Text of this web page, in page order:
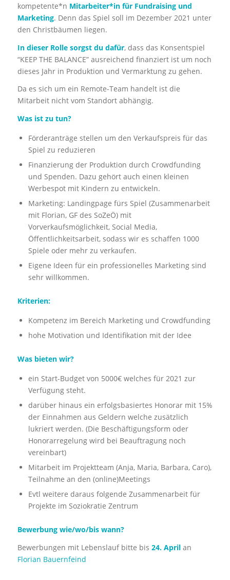
kompetente*n Mitarbeiter*in für Fundraising und
Marketing. Denn das Spiel soll im Dezember 2021 unter
den Christbäumen liegen.
In dieser Rolle sorgst du dafür, dass das Konsentspiel
“KEEP THE BALANCE”ausreichend finanziert ist um noch
dieses Jahr in Produktion und Vermarktung zu gehen.
Da es sich um ein Remote-Team handelt ist die
Mitarbeit nicht vom Standort abhängig.
Was ist zu tun?
Förderanträge stellen um den Verkaufspreis für das
Spiel zu reduzieren
Finanzierung der Produktion durch Crowdfunding
und Spenden. Dazu gehört auch einen kleinen
Werbespot mit Kindern zu entwickeln.
Marketing: Landingpage fürs Spiel (Zusammenarbeit
mit Florian, GF des SoZeÖ) mit
Vorverkaufsmöglichkeit, Social Media,
Öffentlichkeitsarbeit, sodass wir es schaffen 1000
Spiele oder mehr zu verkaufen.
Eigene Ideen für ein professionelles Marketing sind
sehr willkommen.
Kriterien:
Kompetenz im Bereich Marketing und Crowdfunding
hohe Motivation und Identifikation mit der Idee
Was bieten wir?
ein Start-Budget von 5000€ welches für 2021 zur
Verfügung steht.
darüber hinaus ein erfolgsbasiertes Honorar mit 15%
der Einnahmen aus Geldern welche zusätzlich
lukriert werden. (Die Beschäftigungsform oder
Honorarregelung wird bei Beauftragung noch
vereinbart)
Mitarbeit im Projektteam (Anja, Maria, Barbara, Caro),
Teilnahme an den (online)Meetings
Evtl weitere daraus folgende Zusammenarbeit für
Projekte im Soziokratie Zentrum
Bewerbung wie/wo/bis wann?
Bewerbungen mit Lebenslauf bitte bis 24. Aprilan
Florian Bauernfeind